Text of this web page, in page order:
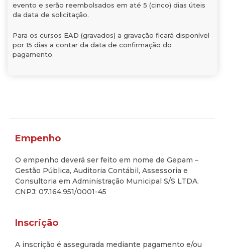
evento e serão reembolsados em até 5 (cinco) dias úteis
da data de solicitação.
Para os cursos EAD (gravados) a gravação ficará disponível
por 15 dias a contar da data de confirmação do
pagamento.
Empenho
O empenho deverá ser feito em nome de Gepam –
Gestão Pública, Auditoria Contábil, Assessoria e
Consultoria em Administração Municipal S/S LTDA.
CNPJ: 07.164.951/0001-45
Inscrição
A inscrição é assegurada mediante pagamento e/ou